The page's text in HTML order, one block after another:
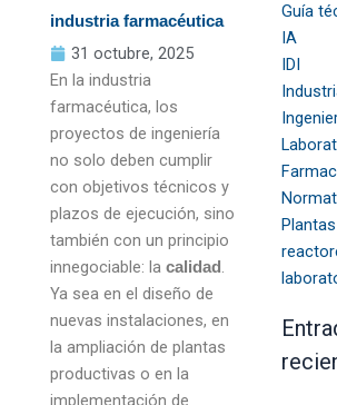
industria farmacéutica
31 octubre, 2025
En la industria
farmacéutica, los
proyectos de ingeniería
no solo deben cumplir
con objetivos técnicos y
plazos de ejecución, sino
también con un principio
innegociable: la calidad .
Ya sea en el diseño de
nuevas instalaciones, en
la ampliación de plantas
productivas o en la
implementación de
Guía
IA
IDI